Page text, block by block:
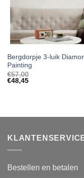
Bergdorpje 3-luik
Painting
€57,00
€48,45
Bestellen en betalen